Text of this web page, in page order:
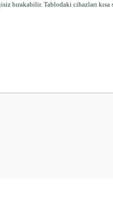
bırakabilir. Tablodaki cihazları